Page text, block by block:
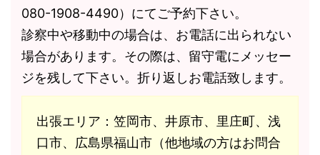
080-1908-4490）にてご予約下さい。
診察中や移動中の場合は、お電話に出られない
場合があります。その際は、留守電にメッセー
ジを残して下さい。折り返しお電話致します。
出張エリア：笠岡市、井原市、里庄町、浅
口市、広島県福山市（他地域の方はお問合